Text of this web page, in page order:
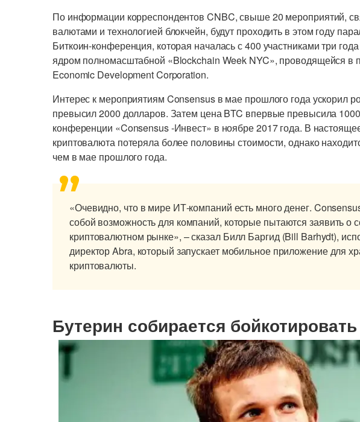
По информации корреспондентов CNBC, свыше 20 мероприятий,
валютами и технологией блокчейн, будут проходить в этом году
Биткоин-конференция, которая началась с 400 участниками три
ядром полномасштабной «Blockchain Week NYC», проводящейся в
Economic Development Corporation.
Интерес к мероприятиям Consensus в мае прошлого года ускорил
превысил 2000 долларов. Затем цена BTC впервые превысила
конференции «Consensus -Инвест» в ноябре 2017 года. В
криптовалюта потеряла более половины стоимости, однако
чем в мае прошлого года.
«Очевидно, что в мире ИТ-компаний есть много денег.
собой возможность для компаний, которые пытаются заявить о
криптовалютном рынке», – сказал Билл Баргид (Bill Barhydt),
директор Abra, который запускает мобильное приложение для
криптовалюты.
Бутерин собирается